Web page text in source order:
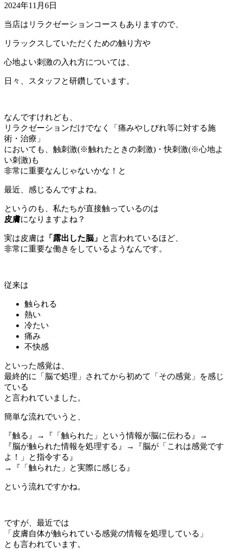
2024年11月6日
当店はリラクゼーションコースもありますので、
リラックスしていただくための触り方や
心地よい刺激の入れ方については、
日々、スタッフと研鑽しています。
なんですけれども、
リラクゼーションだけでなく「痛みやしびれ等に対する施
術・治療」
においても、触刺激(※触れたときの刺激)・快刺激(※心地よ
い刺激)も
非常に重要なんじゃないかな！と
最近、感じるんですよね。
というのも、私たちが直接触っているのは
皮膚になりますよね？
実は皮膚は 「露出した脳」 と言われているほど、
非常に重要な働きをしているようなんです。
従来は
触られる
熱い
冷たい
痛み
不快感
といった感覚は、
最終的に「脳で処理」されてから初めて「その感覚」を感じ
ている
と言われていました。
簡単な流れでいうと、
『触る』→『「触られた」という情報が脳に伝わる』→
『脳が触られた情報を処理する』→『脳が「これは感覚です
よ！」と指令する』
→『「触られた」と実際に感じる』
という流れですかね。
ですが、最近では
「皮膚自体が触られている感覚の情報を処理している」
とも言われています。